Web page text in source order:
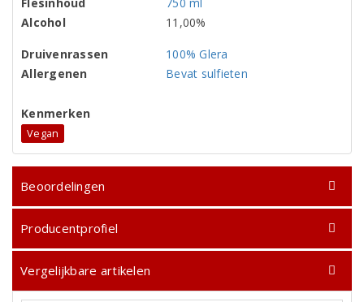
Alcohol
11,00%
Druivenrassen
100% Glera
Allergenen
Bevat sulfieten
Kenmerken
Vegan
Beoordelingen
Producentprofiel
Vergelijkbare artikelen